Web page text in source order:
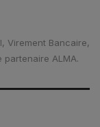
Virement Bancaire,
ALMA.